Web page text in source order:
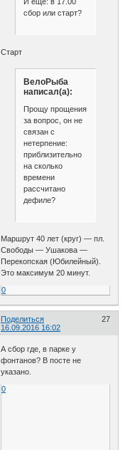
И еще: в 17.00
сбор или старт?
Старт
ВелоРыба
написал(а):
Прощу прощения
за вопрос, он не
связан с
нетерпение:
приблизительно
на сколько
времени
рассчитано
дефиле?
Маршрут 40 лет (круг) — пл.
Свободы — Ушакова —
Перекопская (Юбилейный).
Это максимум 20 минут.
0
Поделиться
27
16.09.2016 16:02
А сбор где, в парке у
фонтанов? В посте не
указано.
0